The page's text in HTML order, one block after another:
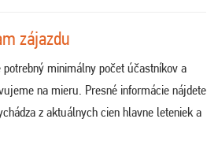
zájazdu
minimálny počet účastníkov a
na mieru. Presné informácie nájdete
z aktuálnych cien hlavne leteniek a